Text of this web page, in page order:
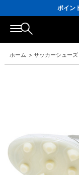
ポイン
会員の方にはお
16,000円(
ホーム > サッカーシューズ